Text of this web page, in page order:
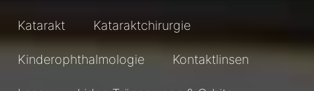
Katarakt Kataraktchirurgie
Kinderophthalmologie Kontaktlinsen